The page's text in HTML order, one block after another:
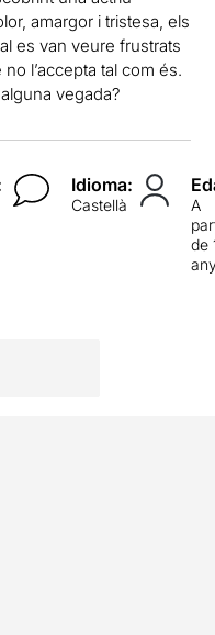
amargor i tristesa, els
es van veure frustrats
l’accepta tal com és.
vegada?
Idioma:
Castellà
A
de